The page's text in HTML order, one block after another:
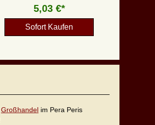
5,03 €*
Sofort Kaufen
Großhandel im Pera Peris